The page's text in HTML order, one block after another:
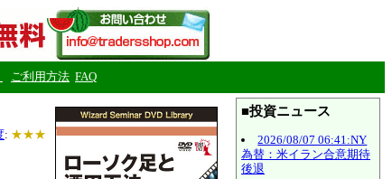
ご利用方法 FAQ
: ★★★
■投資ニュース
2026/08/07 06:41:NY
為替：米イラン合意期待
後退